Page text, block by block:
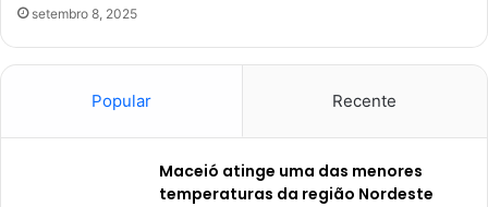
setembro 8, 2025
Popular Recente
Maceió atinge uma das menores
temperaturas da região Nordeste